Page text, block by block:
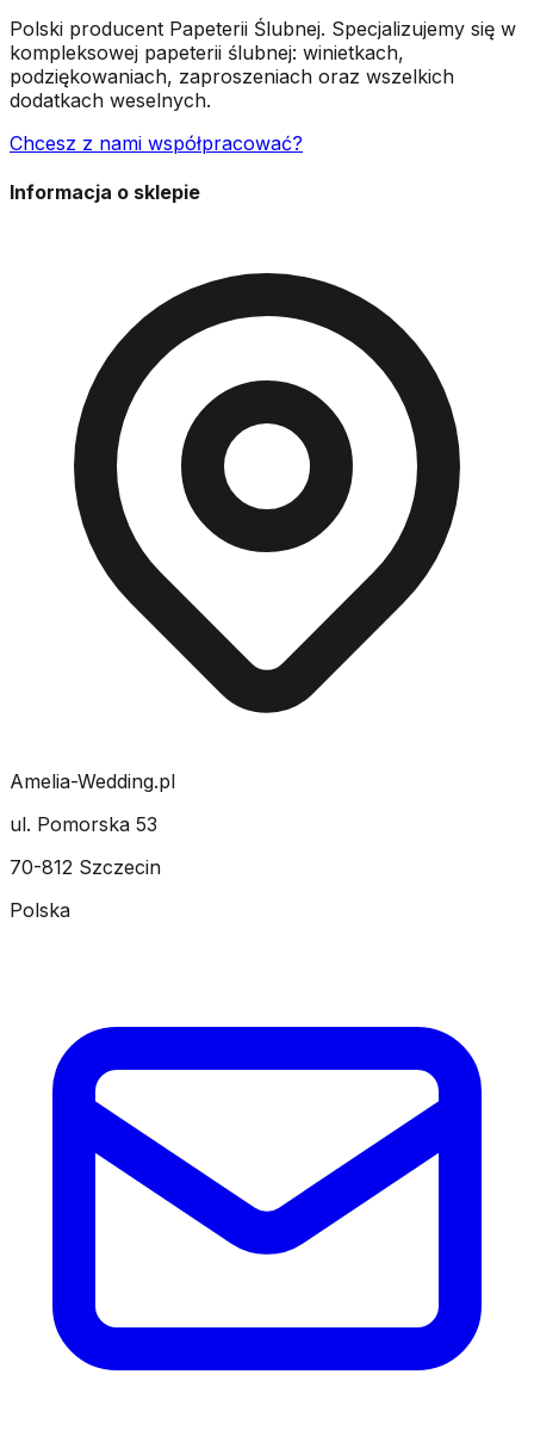
Polski producent Papeterii Ślubnej. Specjalizujemy się w
kompleksowej papeterii ślubnej: winietkach,
podziękowaniach, zaproszeniach oraz wszelkich
dodatkach weselnych.
Chcesz z nami współpracować?
Informacja o sklepie
Amelia-Wedding.pl
ul. Pomorska 53
70-812 Szczecin
Polska